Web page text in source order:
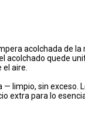
acolchada de
quede
aire.
limpio, sin
extra para lo